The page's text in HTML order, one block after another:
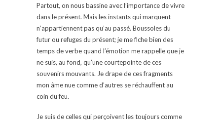
Partout, on nous bassine avec l’importance de vivre
dans le présent. Mais les instants qui marquent
n’appartiennent pas qu’au passé. Boussoles du
futur ou refuges du présent; je me fiche bien des
temps de verbe quand l’émotion me rappelle que je
ne suis, au fond, qu’une courtepointe de ces
souvenirs mouvants. Je drape de ces fragments
mon âme nue comme d’autres se réchauffent au
coin du feu.
Je suis de celles qui perçoivent les toujours comme